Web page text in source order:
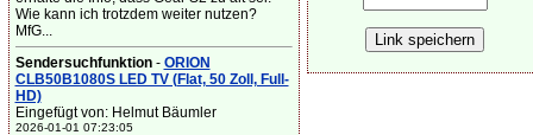
Wie kann ich trotzdem weiter nutzen?
MfG...
Sendersuchfunktion- ORION
CLB50B1080S LED TV (Flat, 50 Zoll, Full-
HD)
Eingefügt von: Helmut Bäumler
2026-01-01 07:23:05